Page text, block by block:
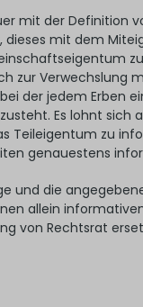
mit der Definition
dieses mit dem
zur Verwechslung
der jedem Erben
Es lohnt sich
Teileigentum zu
genauestens
und die
allein
von Rechtsrat